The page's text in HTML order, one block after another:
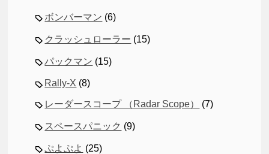
ボンバーマン (6)
クラッシュローラー (15)
パックマン (15)
Rally-X (8)
レーダースコープ （Radar Scope） (7)
スペースパニック (9)
ぷよぷよ (25)